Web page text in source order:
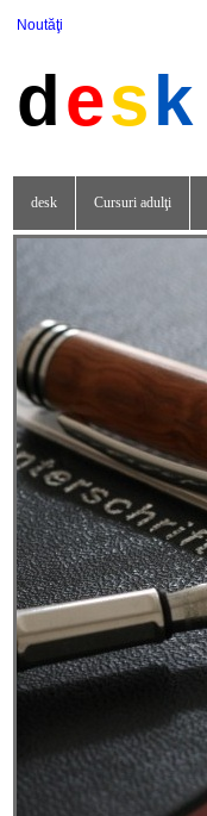
Noutăţi
desk
desk Cursuri adulţi